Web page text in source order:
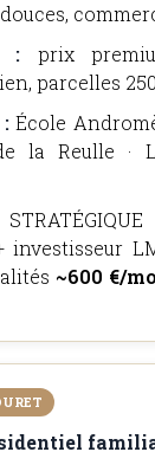
: prix
parcelles
École
la Reulle ·
investisseur
~600 €/